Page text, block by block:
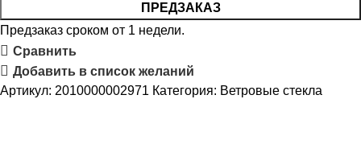
ПРЕДЗАКАЗ
Предзаказ сроком от 1 недели.
Сравнить
Добавить в список желаний
Артикул: 2010000002971 Категория: Ветровые стекла